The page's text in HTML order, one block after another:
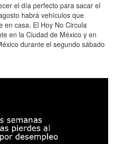
el día perfecto para sacar el
habrá vehículos que
en casa. El Hoy No Circula
en la Ciudad de México y en
durante el segundo sábado